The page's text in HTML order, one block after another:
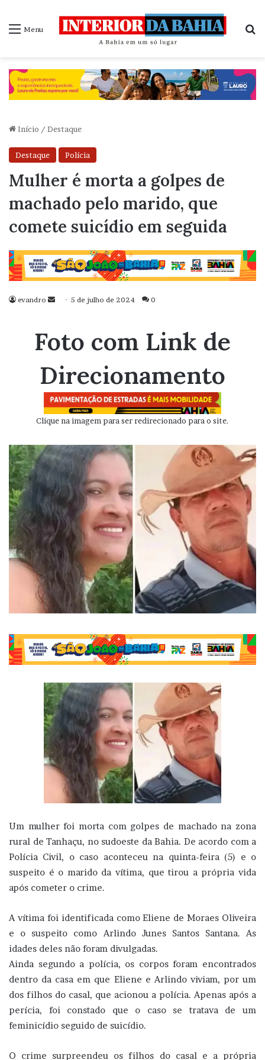
Menu
Início / Destaque
Destaque Polícia
Mulher é morta a golpes de
machado pelo marido, que
comete suicídio em seguida
evandro
Mande
mail
5 de julho de 2024 0
Foto com Link de
Direcionamento
Clique na imagem para ser redirecionado para o site.
Um mulher foi morta com golpes de machado na zona
rural de Tanhaçu, no sudoeste da Bahia. De acordo com a
Polícia Civil, o caso aconteceu na quinta-feira (5) e o
suspeito é o marido da vítima, que tirou a própria vida
após cometer o crime.
A vítima foi identificada como Eliene de Moraes Oliveira
e o suspeito como Arlindo Junes Santos Santana. As
idades deles não foram divulgadas.
Ainda segundo a polícia, os corpos foram encontrados
dentro da casa em que Eliene e Arlindo viviam, por um
dos filhos do casal, que acionou a polícia. Apenas após a
perícia, foi constado que o caso se tratava de um
feminicídio seguido de suicídio.
O crime surpreendeu os filhos do casal e a própria